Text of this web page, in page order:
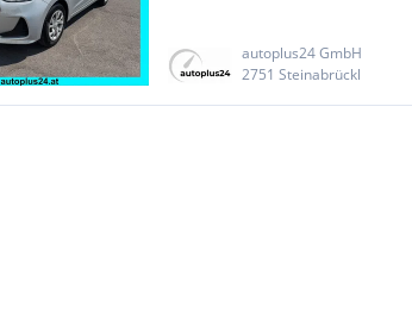
autoplus24 GmbH
2751 Steinabrückl